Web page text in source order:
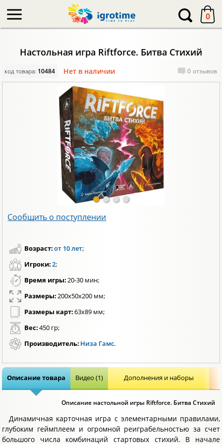
0
Настольная игра Riftforce. Битва Стихий
код товара: 10484 Нет в наличии 0 отзывов
Сообщить о поступлении
Возраст:от 10 лет;
Игроки:2;
Время игры:20-30 мин;
Размеры:200х50х200 мм;
Размеры карт:63х89 мм;
Вес:450 гр;
Производитель: Низа Гамс.
Описание товара Видео (1) Дополнения и наборы
Описание настольной игры Riftforce. Битва Стихий
Динамичная карточная игра с элементарными правилами,
глубоким геймплеем и огромной реиграбельностью за счет
большого числа комбинаций стартовых стихий. В начале